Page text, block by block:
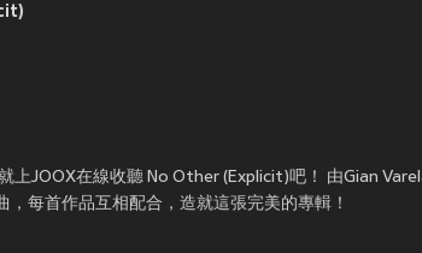
上JOOX在線收聽 No Other (Explicit)吧！ 由Gian
每首作品互相配合，造就這張完美的專輯！